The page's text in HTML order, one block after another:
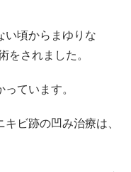
い頃からまゆりな
されました。
ています。
ビ跡の凹み治療は、